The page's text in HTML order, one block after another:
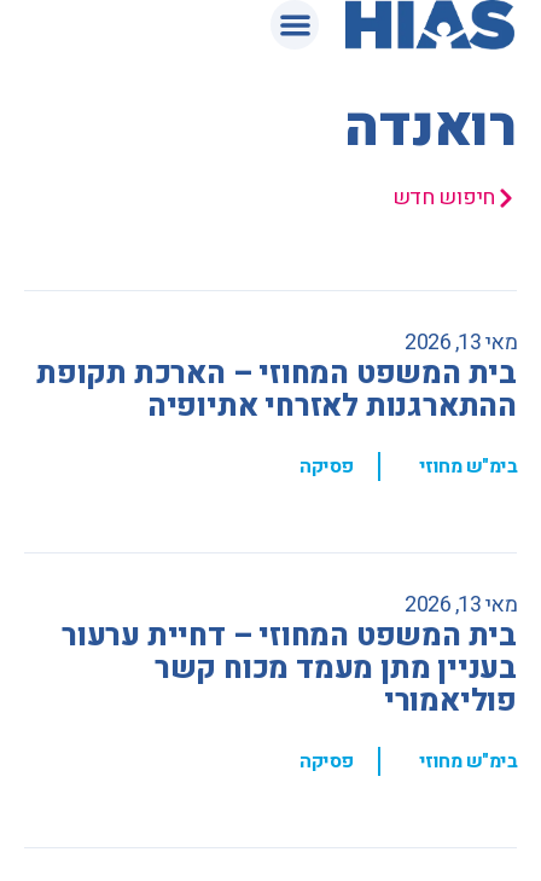
רואנדה
חיפוש חדש
מאי 13, 2026
בית המשפט המחוזי – הארכת תקופת
ההתארגנות לאזרחי אתיופיה
בימ"ש מחוזי , פסיקה
מאי 13, 2026
בית המשפט המחוזי – דחיית ערעור
בעניין מתן מעמד מכוח קשר
פוליאמורי
בימ"ש מחוזי , פסיקה